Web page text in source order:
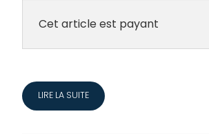
Cet article est payant
LIRE LA SUITE